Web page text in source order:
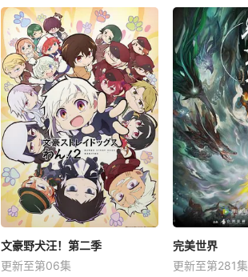
文豪野犬汪！第二季
更新至第06集
完美世界
更新至第281集